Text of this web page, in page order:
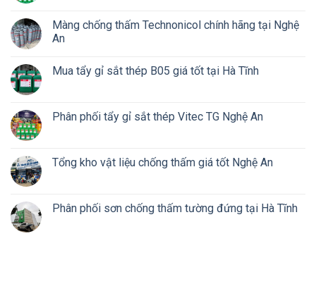
Màng chống thấm Technonicol chính hãng tại Nghệ
An
Mua tẩy gỉ sắt thép B05 giá tốt tại Hà Tĩnh
Phân phối tẩy gỉ sắt thép Vitec TG Nghệ An
Tổng kho vật liệu chống thấm giá tốt Nghệ An
Phân phối sơn chống thấm tường đứng tại Hà Tĩnh